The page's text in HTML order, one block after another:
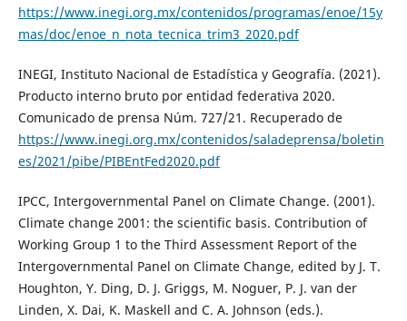
https://www.inegi.org.mx/contenidos/programas/enoe/15y
mas/doc/enoe_n_nota_tecnica_trim3_2020.pdf
INEGI, Instituto Nacional de Estadística y Geografía. (2021).
Producto interno bruto por entidad federativa 2020.
Comunicado de prensa Núm. 727/21. Recuperado de
https://www.inegi.org.mx/contenidos/saladeprensa/boletin
es/2021/pibe/PIBEntFed2020.pdf
IPCC, Intergovernmental Panel on Climate Change. (2001).
Climate change 2001: the scientific basis. Contribution of
Working Group 1 to the Third Assessment Report of the
Intergovernmental Panel on Climate Change, edited by J. T.
Houghton, Y. Ding, D. J. Griggs, M. Noguer, P. J. van der
Linden, X. Dai, K. Maskell and C. A. Johnson (eds.).